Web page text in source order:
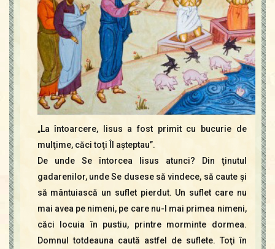
„La întoarcere, Iisus a fost primit cu bucurie de
mulţime, căci toţi Îl aşteptau”.
De unde Se întorcea Iisus atunci? Din ţinutul
gadarenilor, unde Se dusese să vindece, să caute şi
să mântuiască un suflet pierdut. Un suflet care nu
mai avea pe nimeni, pe care nu-l mai primea nimeni,
căci locuia în pustiu, printre morminte dormea.
Domnul totdeauna caută astfel de suflete. Toţi în